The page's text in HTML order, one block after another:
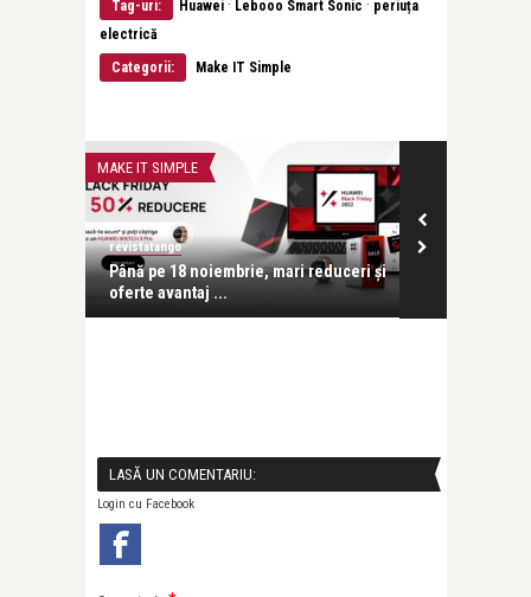
Tag-uri: Huawei · Lebooo Smart Sonic · periuța
electrică
Categorii:
Make IT Simple
MAKE IT SIMPLE
revistatango
Până pe 18 noiembrie, mari reduceri și
oferte avantaj ...
LASĂ UN COMENTARIU:
Login cu Facebook